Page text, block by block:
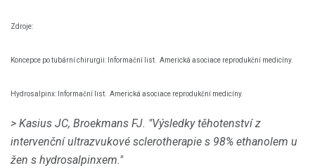
Zdroje:
Koncepce po tubární chirurgii: Informační list. Americká asociace reprodukční medicíny.
Hydrosalpinx: Informační list. Americká asociace reprodukční medicíny.
> Kasius JC, Broekmans FJ. "Výsledky těhotenství z
intervenční ultrazvukové sclerotherapie s 98% ethanolem u
žen s hydrosalpinxem."